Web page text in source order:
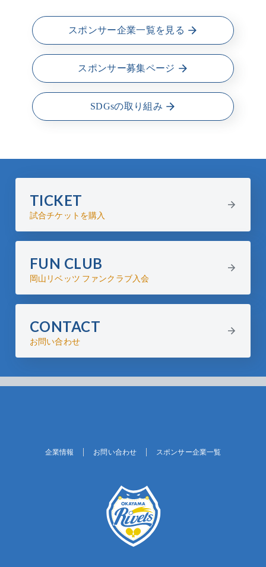
スポンサー企業一覧を見る
スポンサー募集ページ
SDGsの取り組み
TICKET
試合チケットを購入
FUN CLUB
岡山リベッツ ファンクラブ入会
CONTACT
お問い合わせ
企業情報 お問い合わせ スポンサー企業一覧